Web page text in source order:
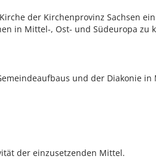
der Kirchenprovinz Sachsen
in Mittel-, Ost- und Südeuropa zu
und der Diakonie
der einzusetzenden Mittel.